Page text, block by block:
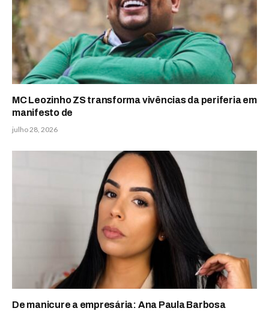
MC Leozinho ZS transforma vivências da periferia em
manifesto de
julho 28, 2026
De manicure a empresária: Ana Paula Barbosa